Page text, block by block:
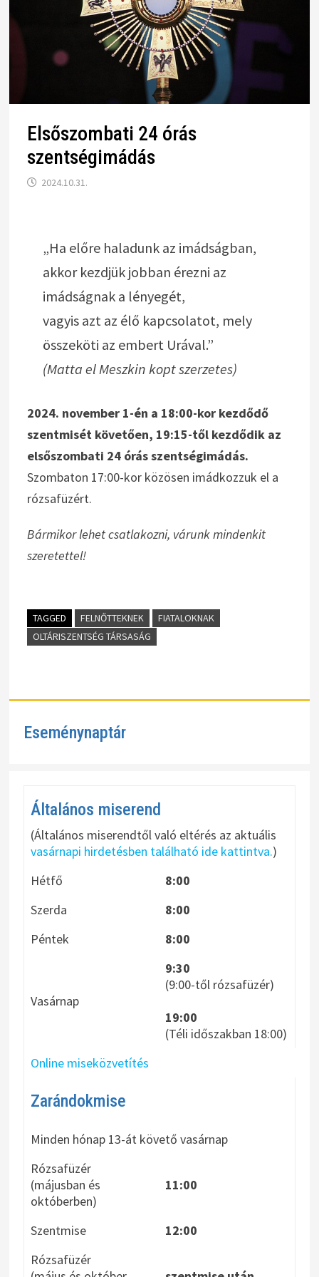
Elsőszombati 24 órás
szentségimádás
2024.10.31.
„Ha előre haladunk az imádságban,
akkor kezdjük jobban érezni az
imádságnak a lényegét,
vagyis azt az élő kapcsolatot, mely
összeköti az embert Urával.”
(Matta el Meszkin kopt szerzetes)
2024. november 1-én a 18:00-kor kezdődő
szentmisét követően, 19:15-től kezdődik az
elsőszombati 24 órás szentségimádás.
Szombaton 17:00-kor közösen imádkozzuk el a
rózsafüzért.
Bármikor lehet csatlakozni, várunk mindenkit
szeretettel!
TAGGED FELNŐTTEKNEK
FIATALOKNAK
OLTÁRISZENTSÉG TÁRSASÁG
Eseménynaptár
Általános miserend
(Általános miserendtől való eltérés az aktuális
vasárnapi hirdetésben található ide kattintva.)
Hétfő
8:00
Szerda
8:00
Péntek
8:00
Vasárnap
9:30
(9:00-től rózsafüzér)
19:00
(Téli időszakban 18:00)
Online miseközvetítés
Zarándokmise
Minden hónap 13-át követő vasárnap
Rózsafüzér
(májusban és
októberben)
11:00
Szentmise
12:00
Rózsafüzér